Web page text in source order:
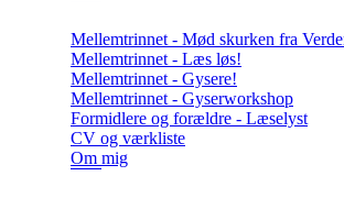
Mellemtrinnet - Mød skurken fra
Mellemtrinnet - Læs løs!
Mellemtrinnet - Gysere!
Mellemtrinnet - Gyserworkshop
Formidlere og forældre - Læselyst
CV og værkliste
Om mig